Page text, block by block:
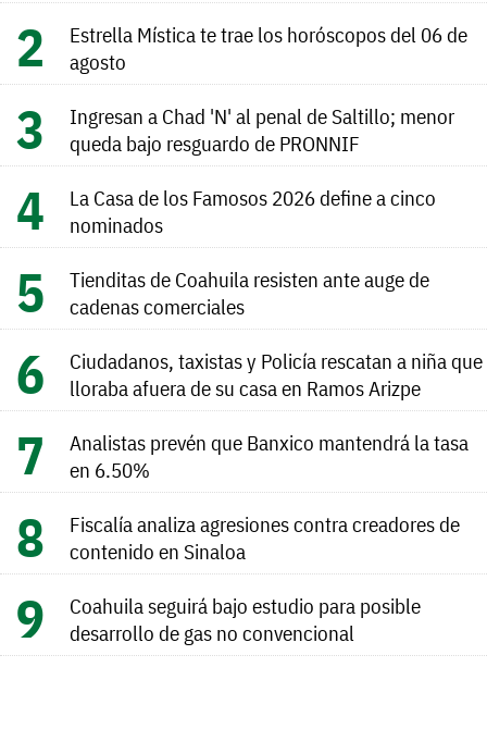
Estrella Mística te trae los horóscopos del 06 de
agosto
Ingresan a Chad 'N' al penal de Saltillo; menor
queda bajo resguardo de PRONNIF
La Casa de los Famosos 2026 define a cinco
nominados
Tienditas de Coahuila resisten ante auge de
cadenas comerciales
Ciudadanos, taxistas y Policía rescatan a niña que
lloraba afuera de su casa en Ramos Arizpe
Analistas prevén que Banxico mantendrá la tasa
en 6.50%
Fiscalía analiza agresiones contra creadores de
contenido en Sinaloa
Coahuila seguirá bajo estudio para posible
desarrollo de gas no convencional